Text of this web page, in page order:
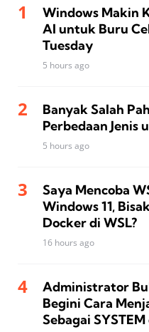
Windows Makin
AI untuk Buru
Tuesday
5 hours ago
Banyak Salah
Perbedaan Jenis
5 hours ago
Saya Mencoba
Windows 11,
Docker di WSL?
16 hours ago
Administrator
Begini Cara
Sebagai